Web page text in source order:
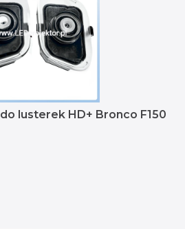
lusterek HD+ Bronco F150